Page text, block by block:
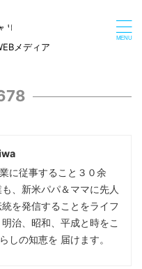
メディア
に従事すること３０余
、新米パパ＆ママに先人
を発信することをライフ
治、昭和、平成と時をこ
しの知恵を 届けます。